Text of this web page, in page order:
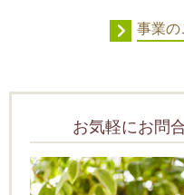
事業の
お気軽にお問